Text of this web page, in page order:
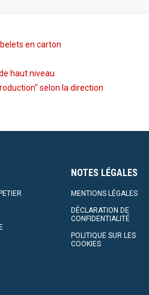
en carton
haut niveau
selon la direction
NOTES LÉGALES
MENTIONS LÉGALES
DÉCLARATION DE
CONFIDENTIALITÉ
POLITIQUE SUR LES
COOKIES